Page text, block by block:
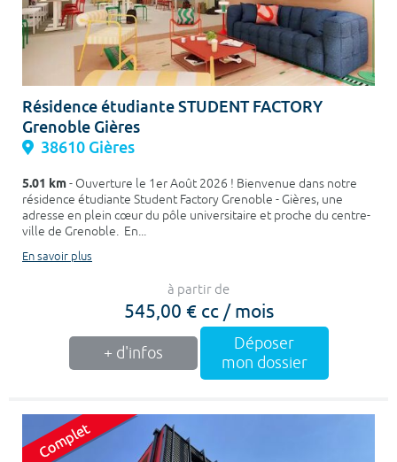
Résidence étudiante STUDENT FACTORY
Grenoble Gières
38610 Gières
5.01 km- Ouverture le 1er Août 2026 ! Bienvenue dans notre
résidence étudiante Student Factory Grenoble - Gières, une
adresse en plein cœur du pôle universitaire et proche du centre-
ville de Grenoble. En...
En savoir plus
à partir de
545,00 € cc / mois
+ d'infos
Déposer
mon dossier